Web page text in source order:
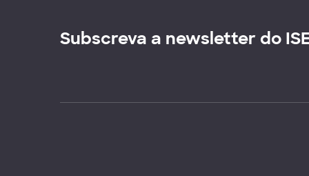
Subscreva a newsletter do